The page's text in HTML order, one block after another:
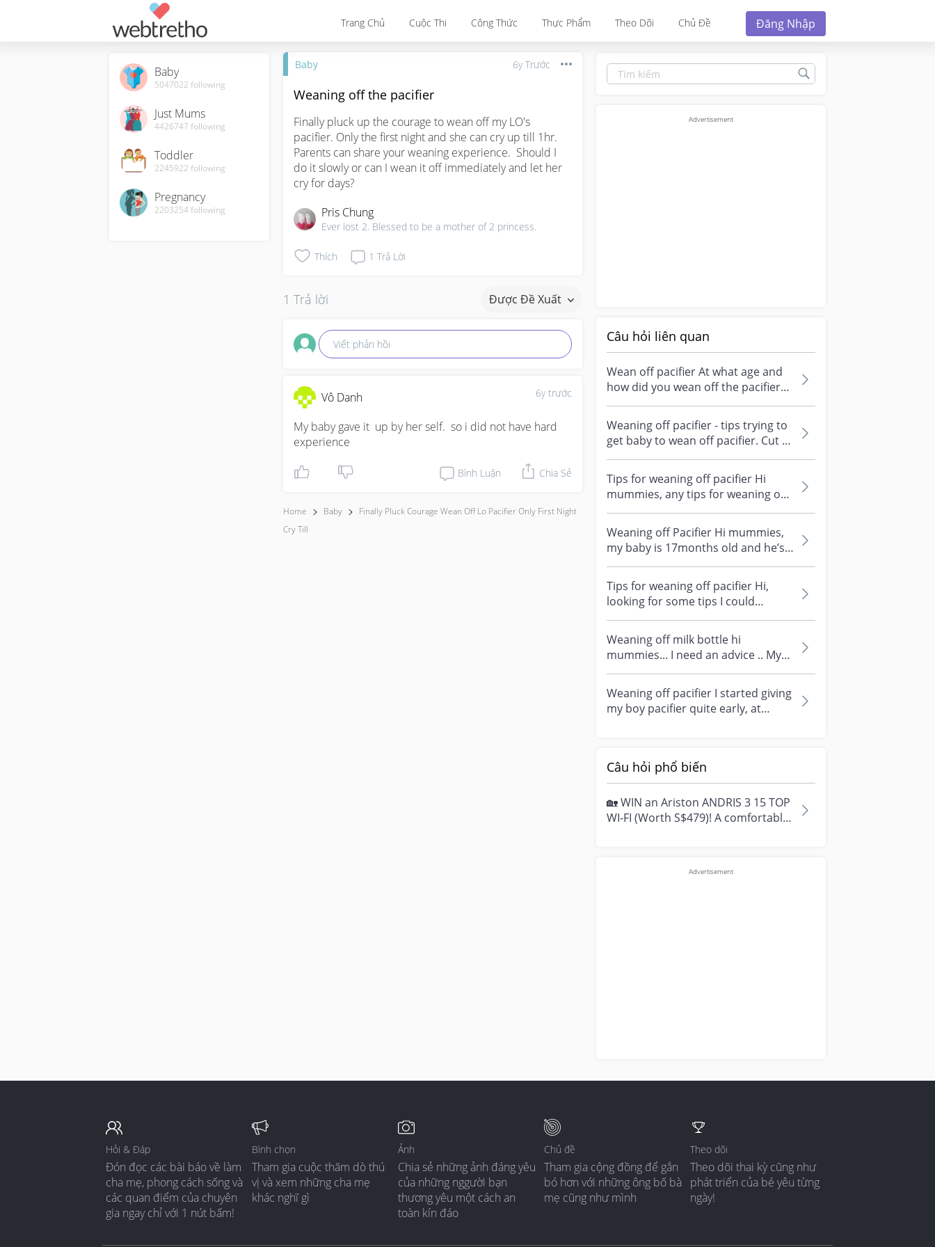
Trang Chủ Cuộc Thi Công Thức Thực Phẩm Theo Dõi Chủ Đề Đăng Nhập
Baby
5047022 following
Just Mums
4426747 following
Toddler
2245922 following
Pregnancy
2203254following
Baby 6y Trước
Weaning off the pacifier
Finally pluck up the courage to wean off my LO's
pacifier. Only the first night and she can cry up till 1hr.
Parents can share your weaning experience.  Should I
do it slowly or can I wean it off immediately and let her
cry for days?
Pris Chung
Ever lost 2. Blessed to be a mother of 2 princess.
Thích 1 Trả Lời
1 Trả lời Được Đề Xuất
Viết phản hồi
6y trước
Vô Danh
My baby gave it  up by her self.  so i did not have hard
experience
Bình Luận Chia Sẻ
Home Baby
Finally Pluck Courage Wean Off Lo Pacifier Only First Night
Cry Till
Câu hỏi liên quan
Wean off pacifier At what age and
how did you wean off the pacifier
for your LO? My girl is 8months...
Weaning off pacifier - tips trying to
get baby to wean off pacifier. Cut a
hole on the tip but she'...
Tips for weaning off pacifier Hi
mummies, any tips for weaning off
pacifier? My 14m only uses it for...
Weaning off Pacifier Hi mummies,
my baby is 17months old and he’s
in Infant Care. Recently, the tea...
Tips for weaning off pacifier Hi,
looking for some tips I could
consider on how to wean my baby
off...
Weaning off milk bottle hi
mummies... I need an advice .. My
L.O is turning 3 next yr .. How to
wean...
Weaning off pacifier I started giving
my boy pacifier quite early, at
Câu hỏi phổ biến
🏡 WIN an Ariston ANDRIS 3 15 TOP
WI-FI (Worth S$479)! A comfortable
Hỏi & Đáp
Đón đọc các bài báo về làm
cha mẹ, phong cách sống và
các quan điểm của chuyên
gia ngay chỉ với 1 nút bấm!
Bình chọn
Tham gia cuộc thăm dò thú
vị và xem những cha mẹ
khác nghĩ gì
Ảnh
Chia sẻ những ảnh đáng yêu
của những nggười bạn
thương yêu một cách an
toàn kín đáo
Chủ đề
Tham gia cộng đồng để gắn
bó hơn với những ông bố bà
mẹ cũng như mình
Theo dõi
Theo dõi thai kỳ cũng như
phát triển của bé yêu từng
ngày!